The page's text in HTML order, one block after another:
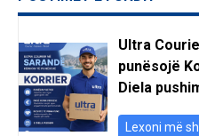
Ultra
punësojë
Diela
Lexoni më